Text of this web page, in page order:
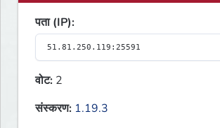
पता (IP):
वोट: 2
संस्करण: 1.19.3